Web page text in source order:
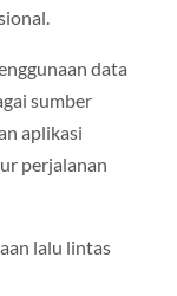
data
sumber
aplikasi
perjalanan
lalu lintas